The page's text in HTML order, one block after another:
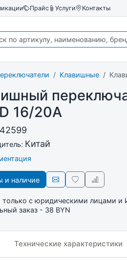
Прайс Услуги Контакты
Клавишные
16/20A
42599
Китай
и наличие
только с юридическими лицами и
заказ - 38 BYN
Технические характеристики